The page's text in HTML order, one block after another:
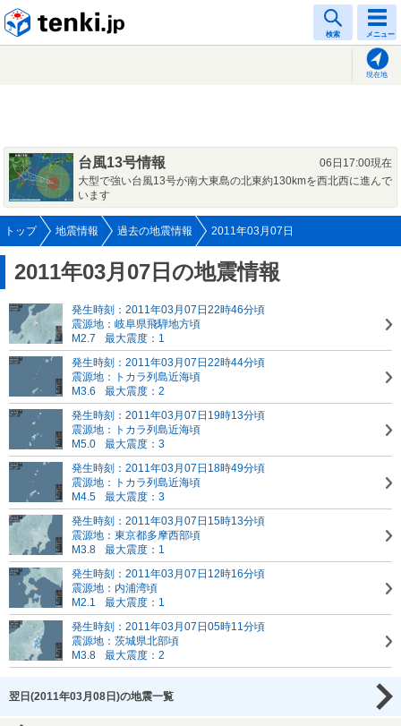
検索 メニュー
現在地
台風13号情報
06日17:00現在
大型で強い台風13号が南大東島の北東約130kmを西北西に進んで
います
トップ 地震情報 過去の地震情報 2011年03月07日
2011年03月07日の地震情報
発生時刻：2011年03月07日22時46分頃
震源地：岐阜県飛騨地方頃
M2.7
最大震度：1
発生時刻：2011年03月07日22時44分頃
震源地：トカラ列島近海頃
M3.6
最大震度：2
発生時刻：2011年03月07日19時13分頃
震源地：トカラ列島近海頃
M5.0
最大震度：3
発生時刻：2011年03月07日18時49分頃
震源地：トカラ列島近海頃
M4.5
最大震度：3
発生時刻：2011年03月07日15時13分頃
震源地：東京都多摩西部頃
M3.8
最大震度：1
発生時刻：2011年03月07日12時16分頃
震源地：内浦湾頃
M2.1
最大震度：1
発生時刻：2011年03月07日05時11分頃
震源地：茨城県北部頃
M3.8
最大震度：2
翌日(2011年03月08日)の地震一覧